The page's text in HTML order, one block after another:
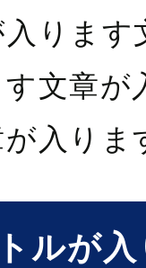
入りま
文章が
入りま
ルが